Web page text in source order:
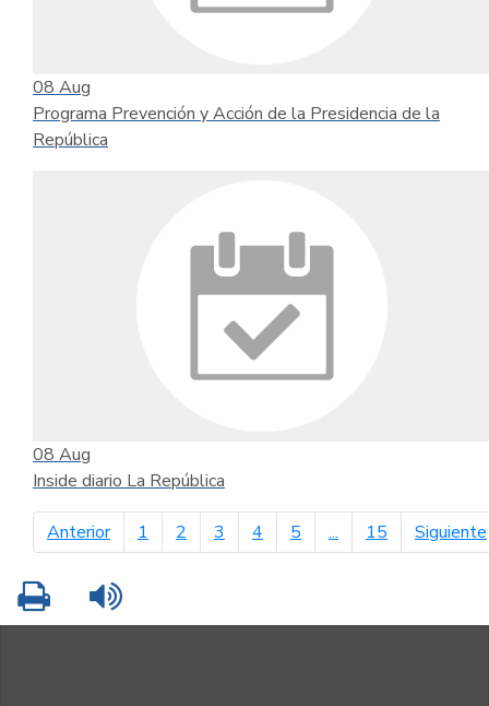
08 Aug
Programa Prevención y Acción de la Presidencia de la
República
08 Aug
Inside diario La República
Anteriorpágina anterior
1 2 3 4 5 ... 15 Siguiente
Imprimir